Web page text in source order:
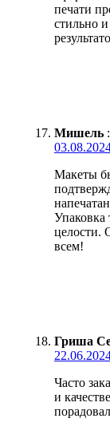
печати
стильно
Мишель :
Макеты
Упаковка
целости.
всем!
Гриша
Часто
и